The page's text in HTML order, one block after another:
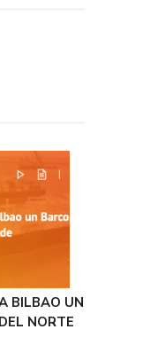
BILBAO UN
NORTE